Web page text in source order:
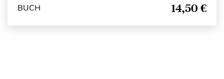
BUCH 14,50 €